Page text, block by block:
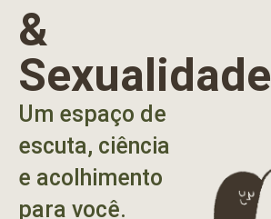
&
Sexualidade
Um espaço de
escuta, ciência
e acolhimento
para você.